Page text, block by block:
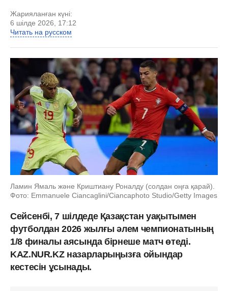
Жарияланған күні:
6 шілде 2026, 17:12
Читать на русском
Ламин Ямаль және Криштиану Роналду (солдан оңға қарай).
Фото: Emmanuele Ciancaglini/Ciancaphoto Studio/Getty Images
Сейсенбі, 7 шілдеде Қазақстан уақытымен
футболдан 2026 жылғы әлем чемпионатының
1/8 финалы аясында бірнеше матч өтеді.
KAZ.NUR.KZ назарларыңызға ойындар
кестесін ұсынады.